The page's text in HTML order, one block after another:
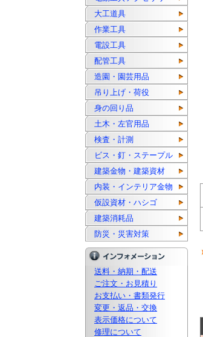
大工道具
作業工具
電設工具
配管工具
造園・園芸用品
吊り上げ・荷役
身の回り品
土木・左官用品
検査・計測
ビス・釘・ステープル
建築金物・建築資材
内装・インテリア金物
仮設資材・ハシゴ
建築消耗品
防災・災害対策
送料・納期・配送
ご注文・お見積り
お支払い・書類発行
変更・返品・交換
表示価格について
修理について